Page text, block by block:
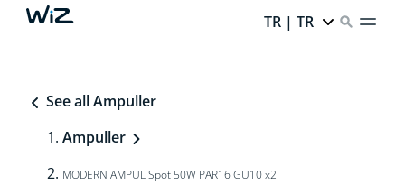
TR | TR
See all Ampuller
Ampuller
MODERN AMPUL Spot 50W PAR16 GU10 x2